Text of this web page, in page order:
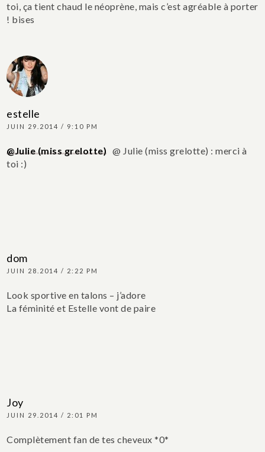
toi, ça tient chaud le néoprène, mais c’est agréable à porter
! bises
estelle
JUIN 29.2014 / 9:10 PM
@Julie (miss grelotte) @ Julie (miss grelotte) : merci à
toi :)
dom
JUIN 28.2014 / 2:22 PM
Look sportive en talons – j’adore
La féminité et Estelle vont de paire
Joy
JUIN 29.2014 / 2:01 PM
Complètement fan de tes cheveux *0*